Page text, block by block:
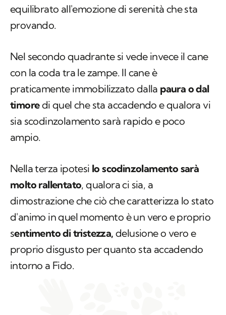
equilibrato all'emozione di serenità che sta
provando.
Nel secondo quadrante si vede invece il cane
con la coda tra le zampe. Il cane è
praticamente immobilizzato dalla paura o dal
timoredi quel che sta accadendo e qualora vi
sia scodinzolamento sarà rapido e poco
ampio.
Nella terza ipotesi lo scodinzolamento sarà
molto rallentato, qualora ci sia, a
dimostrazione che ciò che caratterizza lo stato
d'animo in quel momento è un vero e proprio
sentimento di tristezza, delusione o vero e
proprio disgusto per quanto sta accadendo
intorno a Fido.